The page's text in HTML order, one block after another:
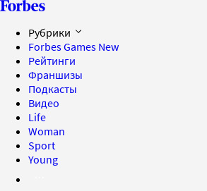
Рубрики
Forbes Games New
Рейтинги
Франшизы
Подкасты
Видео
Life
Woman
Sport
Young